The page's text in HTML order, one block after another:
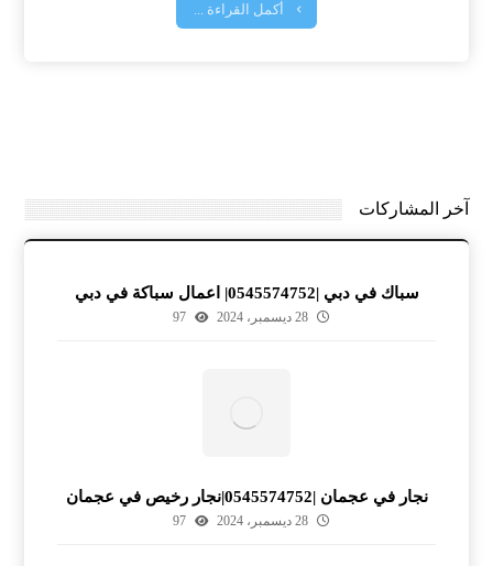
أكمل القراءة ...
آخر المشاركات
سباك في دبي |0545574752| اعمال سباكة في دبي
28 ديسمبر، 2024 97
نجار في عجمان |0545574752|نجار رخيص في عجمان
28 ديسمبر، 2024 97